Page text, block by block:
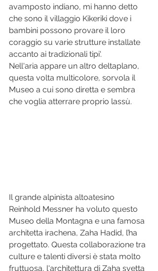
avamposto indiano, mi hanno detto
che sono il villaggio Kikeriki dove i
bambini possono provare il loro
coraggio su varie strutture installate
accanto ai tradizionali tipi'.
Nell'aria appare un altro deltaplano,
questa volta multicolore, sorvola il
Museo a cui sono diretta e sembra
che voglia atterrare proprio lassù.
Il grande alpinista altoatesino
Reinhold Messner ha voluto questo
Museo della Montagna e una famosa
architetta irachena, Zaha Hadid, l’ha
progettato. Questa collaborazione tra
culture e talenti diversi è stata molto
fruttuosa, l'architettura di Zaha svetta